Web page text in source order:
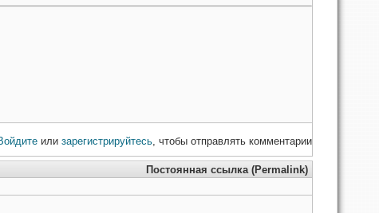
или зарегистрируйтесь, чтобы отправлять комментарии
Постоянная ссылка (Permalink)